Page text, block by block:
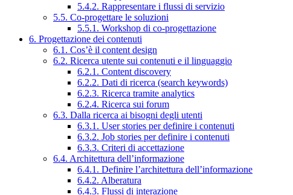
5.4.2. Rappresentare i flussi di servizio
5.5. Co-progettare le soluzioni
5.5.1. Workshop di co-progettazione
6. Progettazione dei contenuti
6.1. Cos’è il content design
6.2. Ricerca utente sui contenuti e il linguaggio
6.2.1. Content discovery
6.2.2. Dati di ricerca (search keywords)
6.2.3. Ricerca tramite analytics
6.2.4. Ricerca sui forum
6.3. Dalla ricerca ai bisogni degli utenti
6.3.1. User stories per definire i contenuti
6.3.2. Job stories per definire i contenuti
6.3.3. Criteri di accettazione
6.4. Architettura dell’informazione
6.4.1. Definire l’architettura dell’informazione
6.4.2. Alberatura
6.4.3. Flussi di interazione